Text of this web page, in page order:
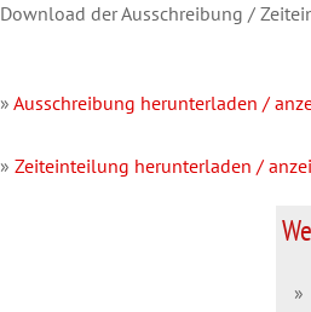
Download der Ausschreibung /
» Ausschreibung herunterladen /
» Zeiteinteilung herunterladen /
»